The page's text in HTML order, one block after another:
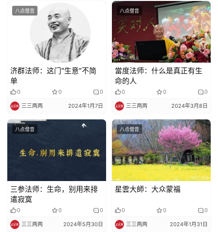
责八点僧音
济群法师：这门“生意”不简
单
0 0 0
三三两两 2024年1月7日
八点僧音
當度法师：什么是真正有生
命的人
0 0 0
三三两两 2024年3月8日
八点僧音
三参法师：生命，别用来排
遣寂寞
0 0 0
三三两两 2024年5月30日
八点僧音
星雲大師：大众蒙福
0 0 0
三三两两 2024年1月31日